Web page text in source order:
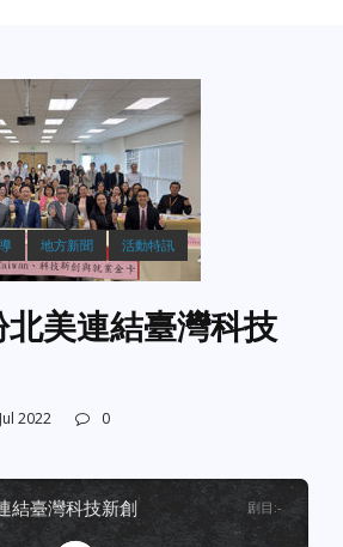
地方新聞 活動特訊
美連結臺灣科技
2022 0
結臺灣科技新創 剧目 :-